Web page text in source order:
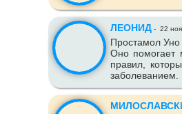
ЛЕОНИД - 22
Простамол Уно
Оно помогает
правил,
заболеванием.